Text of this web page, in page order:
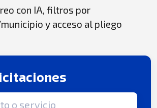
con IA, filtros por
y acceso al pliego